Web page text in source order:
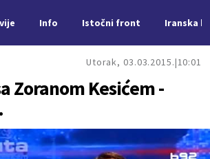
Info Istočni front Iranska
Utorak, 03.03.2015. 10:01
Zoranom Kesićem -